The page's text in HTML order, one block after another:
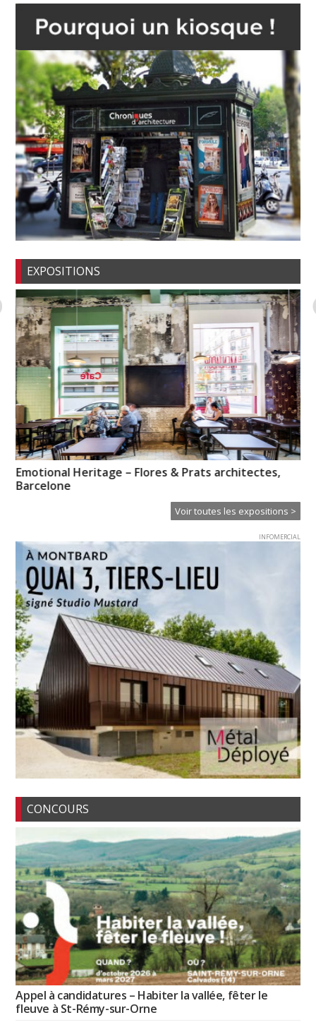
EXPOSITIONS
Emotional Heritage – Flores & Prats architectes,
Barcelone
Voir toutes les expositions >
INFOMERCIAL
CONCOURS
Appel à candidatures – Habiter la vallée, fêter le
fleuve à St-Rémy-sur-Orne